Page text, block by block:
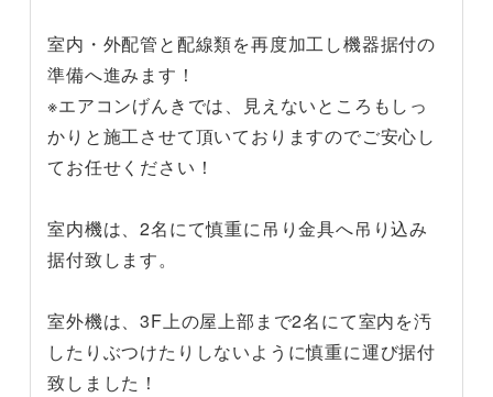
室内・外配管と配線類を再度加工し機器据付の
準備へ進みます！
※エアコンげんきでは、見えないところもしっ
かりと施工させて頂いておりますのでご安心し
てお任せください！
室内機は、2名にて慎重に吊り金具へ吊り込み
据付致します。
室外機は、3F上の屋上部まで2名にて室内を汚
したりぶつけたりしないように慎重に運び据付
致しました！